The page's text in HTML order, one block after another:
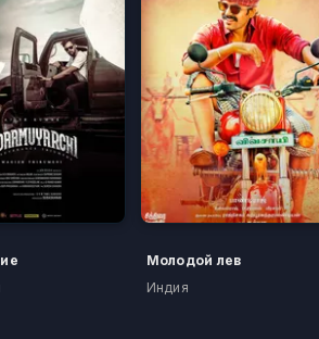
Молодой лев
Индия